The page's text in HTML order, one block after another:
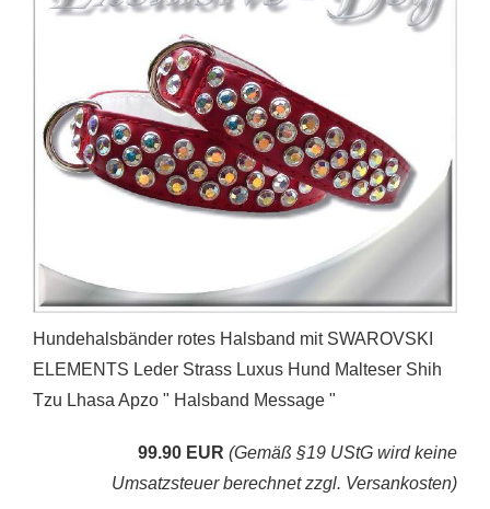
Hundehalsbänder rotes Halsband mit SWAROVSKI
ELEMENTS Leder Strass Luxus Hund Malteser Shih
Tzu Lhasa Apzo " Halsband Message "
99.90 EUR (Gemäß §19 UStG wird keine
Umsatzsteuer berechnet zzgl. Versankosten)